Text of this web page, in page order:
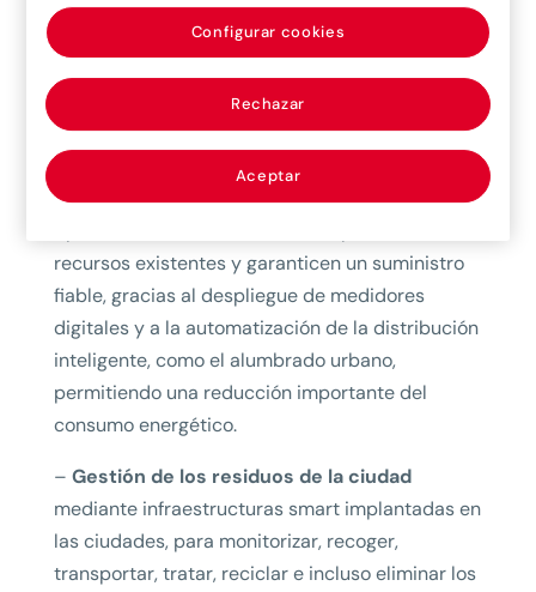
como redes de sensores y monitoreo de las
infraestructuras de comunicaciones (luces de
tráfico inteligentes y disponibilidad de
información en tiempo real para los
conductores).
–Redes energéticas inteligentes, que
recursos existentes y garanticen un suministro
fiable, gracias al despliegue de medidores
digitales y a la automatización de la distribución
inteligente, como el alumbrado urbano,
permitiendo una reducción importante del
consumo energético.
– Gestión de los residuos de la ciudad
mediante infraestructuras smart implantadas en
las ciudades, para monitorizar, recoger,
transportar, tratar, reciclar e incluso eliminar los
Rechazar
Aceptar
Configurar cookies